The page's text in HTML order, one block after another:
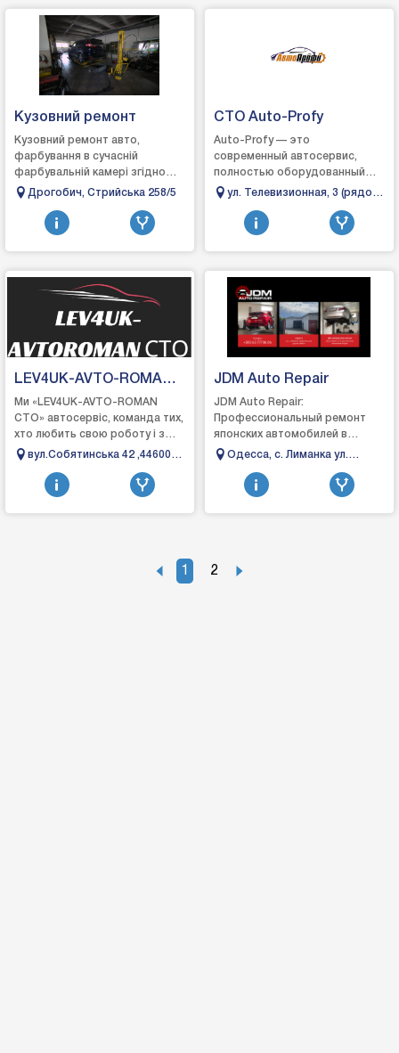
Кузовний ремонт
Кузовний ремонт авто,
фарбування в сучасній
фарбувальній камері згідно
технологічних карт, поліровка
рихтувально-зварю...
Дрогобич, Стрийська 258/5
СТО Auto-Profy
Auto-Profy — это
современный автосервис,
полностью оборудованный
для выполнения всего спектра
техническому обслуживанию
автомоби...
ул. Телевизионная, 3 (рядом
с телевышкой - правый
берег), Днепр
49000
LEV4UK-AVTO-ROMA
CTO
Ми «LEV4UK-AVTO-ROMAN
СТО» автосервіс, команда тих,
хто любить свою роботу і з
задоволенням допомагаємо
вашим автомобі...
вул.Собятинська 42 ,44600
Маневичі
JDM Auto Repair
JDM Auto Repair:
Профессиональный ремонт
японских автомобилей в
ОдессеJDM Auto Repair - это
специализируется на ремонте
и обслу...
Одеcса, с. Лиманка ул.
Овидиопольская 1/21
1 2